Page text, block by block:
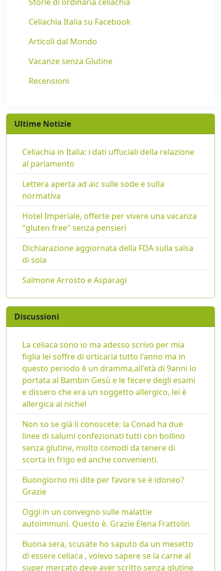
Celiachia Italia su Facebook
Articoli dal Mondo
Vacanze senza Glutine
Recensioni
Ultime Notizie
Celiachia in Italia: i dati uffuciali della relazione
al parlamento
Lettera aperta ad aic sulle sode e sulla
normativa
Hotel Imperiale, offerte per vivere una vacanza
"gluten free" senza pensieri
Dichiarazione aggiornata della FDA sulla salsa
di soia
Salmone Arrosto e Asparagi
Discussioni
La celiaca sono io ma adesso scrivo per mia
figlia lei soffre di orticaria tutto l'anno ma in
questo periodo è un dramma,all'età di 9anni lo
portata al Bambin Gesù e le fecere degli esami
e dissero che era un soggetto allergico, lei è
allergica al nichel
Non so se già li conoscete: la Conad ha due
linee di salumi confezionati tutti con bollino
senza glutine, molto comodi da tenere di
scorta in frigo ed anche convenienti.
Buongiorno mi dite per favore se è idoneo?
Grazie
Oggi in un convegno sulle malattie
autoimmuni. Questo è. Grazie Elena Frattolin
Buona sera, scusate ho saputo da un mesetto
di essere celiaca , volevo sapere se la carne al
super mercato deve aver scritto senza glutine